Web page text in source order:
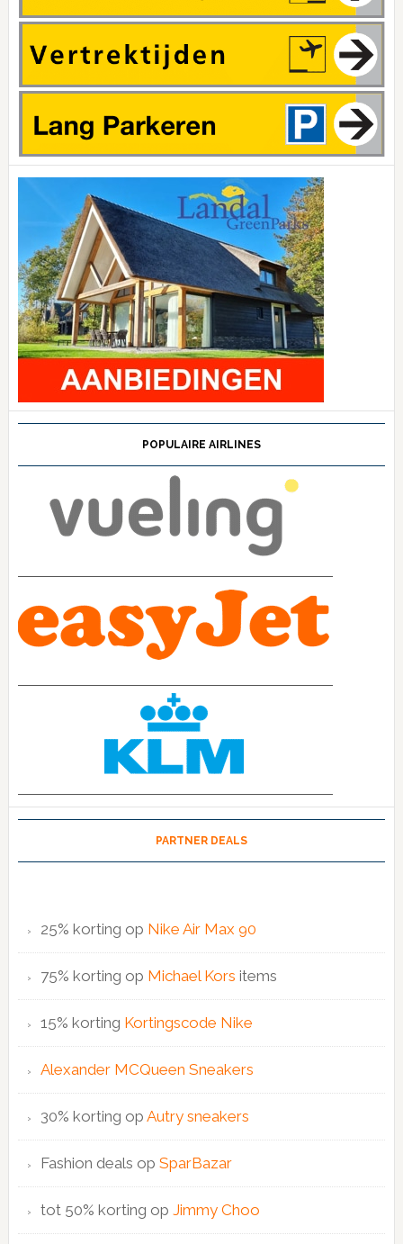
POPULAIRE AIRLINES
PARTNER DEALS
25% korting op Nike Air Max 90
75% korting op Michael Kors items
15% korting Kortingscode Nike
Alexander MCQueen Sneakers
30% korting op Autry sneakers
Fashion deals op SparBazar
tot 50% korting op Jimmy Choo